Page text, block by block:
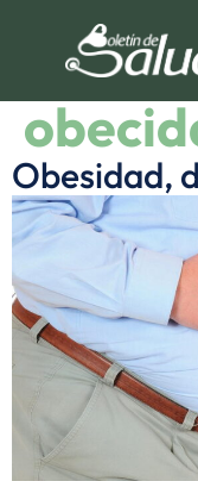
Obesidad,